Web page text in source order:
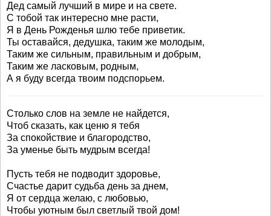
Дед самый лучший в мире и на свете.
С тобой так интересно мне расти,
Я в День Рожденья шлю тебе приветик.
Ты оставайся, дедушка, таким же молодым,
Таким же сильным, правильным и добрым,
Таким же ласковым, родным,
А я буду всегда твоим подспорьем.
Столько слов на земле не найдется,
Чтоб сказать, как ценю я тебя
За спокойствие и благородство,
За уменье быть мудрым всегда!
Пусть тебя не подводит здоровье,
Счастье дарит судьба день за днем,
Я от сердца желаю, с любовью,
Чтобы уютным был светлый твой дом!